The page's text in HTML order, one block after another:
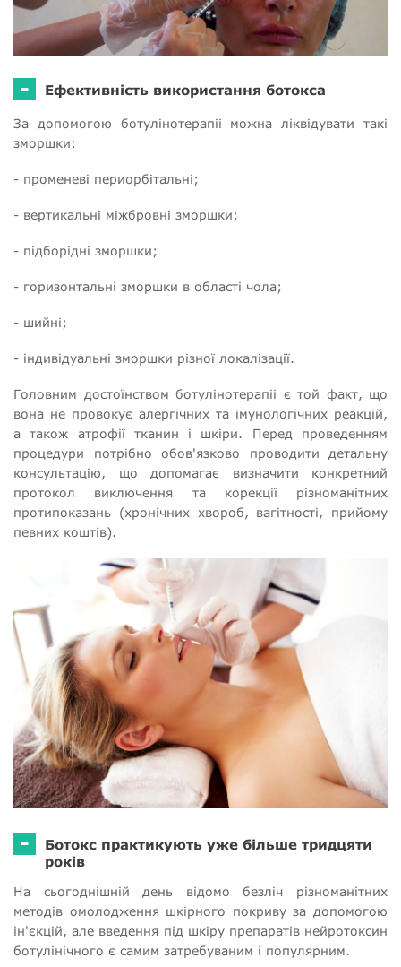
- Ефективність використання ботокса
За допомогою ботулінотерапіі можна ліквідувати такі
зморшки:
- променеві периорбітальні;
- вертикальні міжбровні зморшки;
- підборідні зморшки;
- горизонтальні зморшки в області чола;
- шийні;
- індивідуальні зморшки різної локалізації.
Головним достоїнством ботулінотерапіі є той факт, що
вона не провокує алергічних та імунологічних реакцій,
а також атрофії тканин і шкіри. Перед проведенням
процедури потрібно обов'язково проводити детальну
консультацію, що допомагає визначити конкретний
протокол виключення та корекції різноманітних
протипоказань (хронічних хвороб, вагітності, прийому
певних коштів).
-
Ботокс практикують уже більше тридцяти
років
На сьогоднішній день відомо безліч різноманітних
методів омолодження шкірного покриву за допомогою
ін'єкцій, але введення під шкіру препаратів нейротоксин
ботулінічного є самим затребуваним і популярним.